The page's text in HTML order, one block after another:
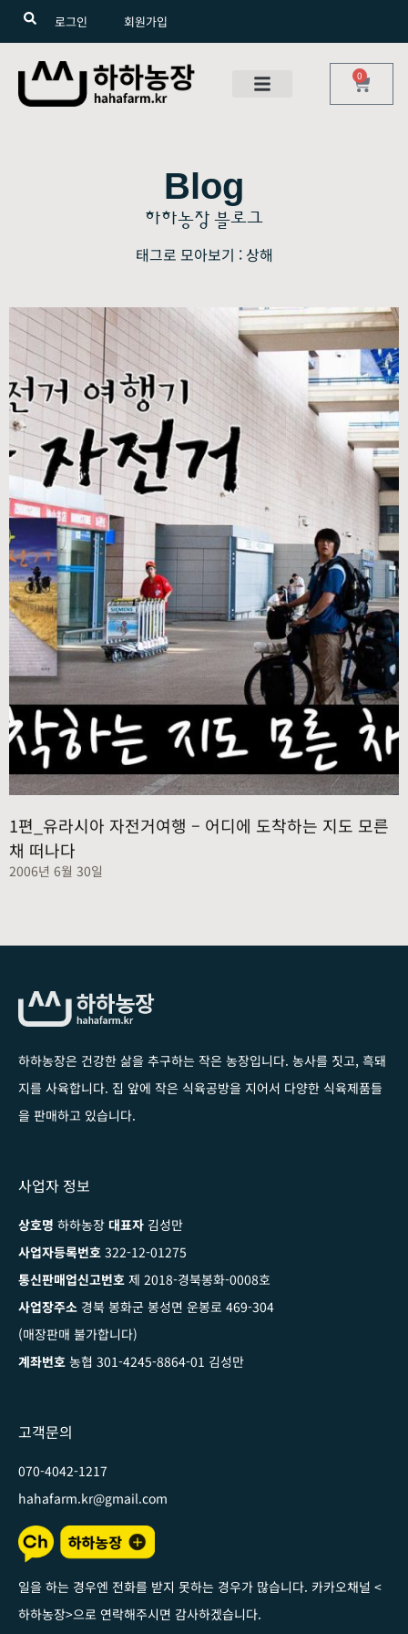
로그인 회원가입
0
Blog
하하농장 블로그
태그로 모아보기 : 상해
1편_유라시아 자전거여행 – 어디에 도착하는 지도 모른
채 떠나다
2006년 6월 30일
하하농장은 건강한 삶을 추구하는 작은 농장입니다. 농사를 짓고, 흑돼
지를 사육합니다. 집 앞에 작은 식육공방을 지어서 다양한 식육제품들
을 판매하고 있습니다.
사업자 정보
상호명 하하농장 대표자 김성만
사업자등록번호 322-12-01275
통신판매업신고번호 제 2018-경북봉화-0008호
사업장주소 경북 봉화군 봉성면 운봉로 469-304
(매장판매 불가합니다)
계좌번호 농협 301-4245-8864-01 김성만
고객문의
070-4042-1217
hahafarm.kr@gmail.com
일을 하는 경우엔 전화를 받지 못하는 경우가 많습니다. 카카오채널 <
하하농장>으로 연락해주시면 감사하겠습니다.